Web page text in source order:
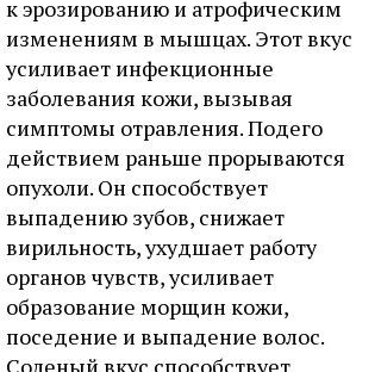
к эрозированию и атрофическим
изменениям в мышцах. Этот вкус
усиливает инфекционные
заболевания кожи, вызывая
симптомы отравления. Подего
действием раньше прорываются
опухоли. Он способствует
выпадению зубов, снижает
вирильность, ухудшает работу
органов чувств, усиливает
образование морщин кожи,
поседение и выпадение волос.
Соленый вкус способствует